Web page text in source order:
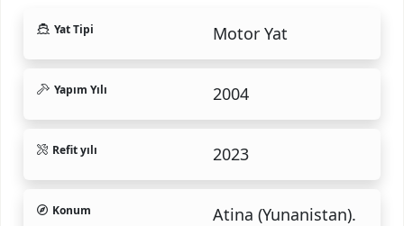
Yat Tipi Motor Yat
Yapım Yılı 2004
Refit yılı 2023
Konum Atina (Yunanistan).